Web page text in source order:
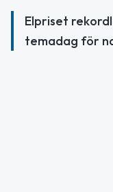
Elpriset
temadag för